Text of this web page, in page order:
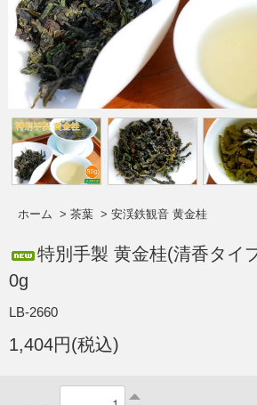
ホーム > 茶葉 > 安渓鉄観音 黄金桂
特別手製 黄金桂(清香タイ
0g
LB-2660
1,404円(税込)